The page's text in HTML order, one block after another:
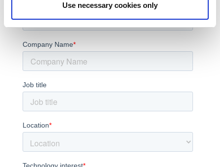
Use necessary cookies only